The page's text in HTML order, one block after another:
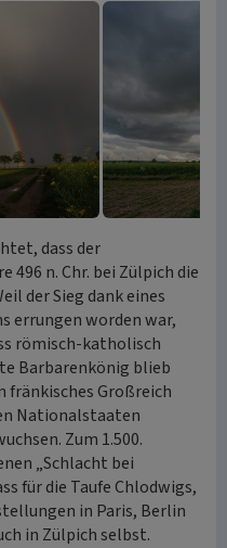
dass der
496 n. Chr. bei Zülpich die
der Sieg dank eines
errungen worden war,
römisch-katholisch
Barbarenkönig blieb
fränkisches Großreich
Nationalstaaten
Zum 1.500.
„Schlacht bei
für die Taufe Chlodwigs,
in Paris, Berlin
in Zülpich selbst.